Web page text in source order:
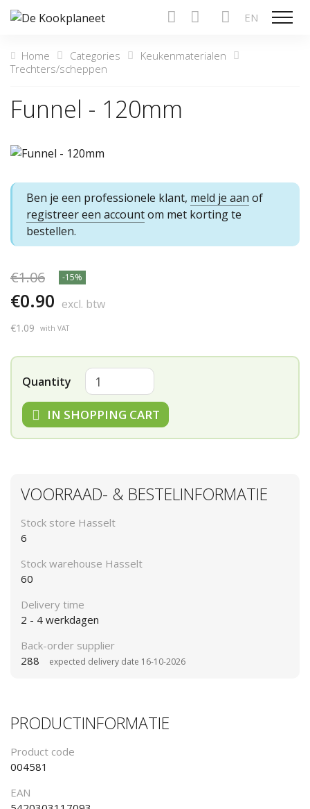
EN Show
Home Categories
Keukenmaterialen
Trechters/scheppen
Funnel - 120mm
Ben je een professionele klant, meld je aan of
registreer een accountom met korting te
bestellen.
€1.06 -15%
€0.90 excl. btw
€1.09 with VAT
Quantity
IN SHOPPING CART
VOORRAAD- & BESTELINFORMATIE
Stock store Hasselt
6
Stock warehouse Hasselt
60
Delivery time
2 - 4 werkdagen
Back-order supplier
288
expected delivery date 16-10-2026
PRODUCTINFORMATIE
Product code
004581
EAN